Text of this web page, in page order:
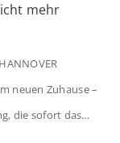
mehr
neuen Zuhause –
die sofort das